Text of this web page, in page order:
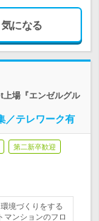
気になる
場『エンゼルグル
／テレワーク有
第二新卒歓迎
境づくりをする
マンションのフロ